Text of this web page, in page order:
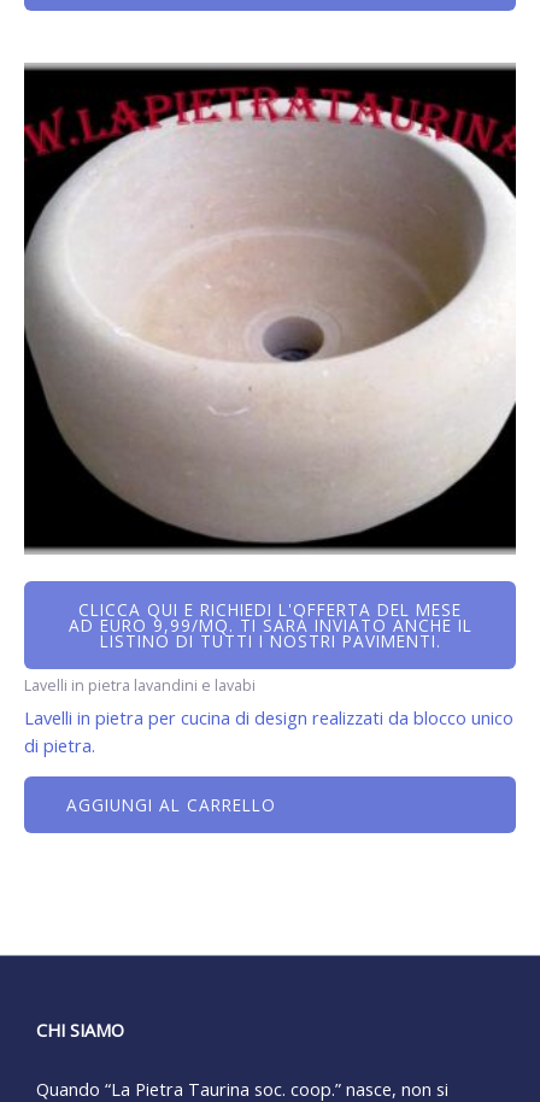
CLICCA QUI E RICHIEDI L'OFFERTA DEL MESE
AD EURO 9,99/MQ. TI SARÀ INVIATO ANCHE IL
LISTINO DI TUTTI I NOSTRI PAVIMENTI.
Lavelli in pietra lavandini e lavabi
Lavelli in pietra per cucina di design realizzati da blocco unico
di pietra.
AGGIUNGI AL CARRELLO
CHI SIAMO
Quando “La Pietra Taurina soc. coop.” nasce, non si